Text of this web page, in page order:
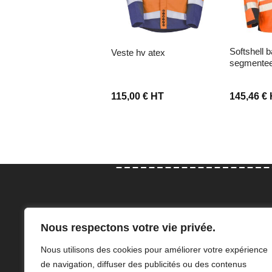
Nous respectons votre vie privée.
Nous utilisons des cookies pour améliorer votre expérience
de navigation, diffuser des publicités ou des contenus
veste hv atex
115,00 €HT
softshell bandes retro
145,46€
vous accompagner dans le choix
de vos équipements de protection
47